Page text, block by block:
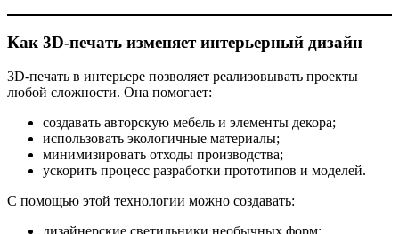
Как 3D-печать изменяет интерьерный дизайн
3D-печать в интерьере позволяет реализовывать проекты
любой сложности. Она помогает:
создавать авторскую мебель и элементы декора;
использовать экологичные материалы;
минимизировать отходы производства;
ускорить процесс разработки прототипов и моделей.
С помощью этой технологии можно создавать: